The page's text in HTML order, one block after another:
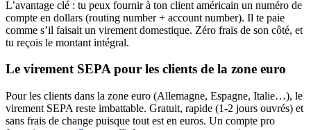
L’avantage clé : tu peux fournir à ton client américain un numéro de
compte en dollars (routing number + account number). Il te paie
comme s’il faisait un virement domestique. Zéro frais de son côté, et
tu reçois le montant intégral.
Le virement SEPA pour les clients de la zone euro
Pour les clients dans la zone euro (Allemagne, Espagne, Italie…), le
virement SEPA reste imbattable. Gratuit, rapide (1-2 jours ouvrés) et
sans frais de change puisque tout est en euros. Un compte pro